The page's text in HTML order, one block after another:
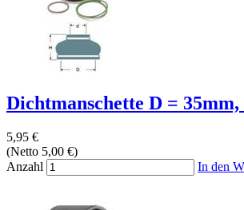
Dichtmanschette D =
5,95 €
(Netto 5,00 €)
Anzahl
In den